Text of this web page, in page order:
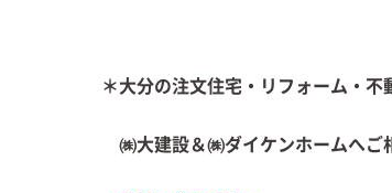
＊大分の注文住宅・リフォーム・不
㈱大建設＆㈱ダイケンホ